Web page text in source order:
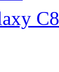
C8